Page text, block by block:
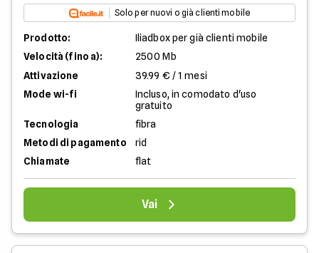
Solo per nuovi o già clienti mobile
Prodotto:
Iliadbox per già clienti mobile
Velocità (fino a):
2500 Mb
Attivazione
39.99 € / 1 mesi
Mode wi-fi
Incluso, in comodato d'uso
gratuito
Tecnologia
fibra
Metodi di pagamento
rid
Chiamate
flat
Vai